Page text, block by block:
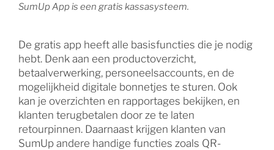
SumUp App is een gratis kassasysteem.
De gratis app heeft alle basisfuncties die je nodig
hebt. Denk aan een productoverzicht,
betaalverwerking, personeelsaccounts, en de
mogelijkheid digitale bonnetjes te sturen. Ook
kan je overzichten en rapportages bekijken, en
klanten terugbetalen door ze te laten
retourpinnen. Daarnaast krijgen klanten van
SumUp andere handige functies zoals QR-